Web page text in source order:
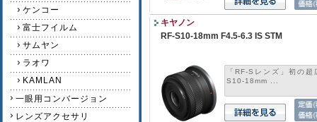
ケンコー
富士フイルム
サムヤン
ラオワ
KAMLAN
一眼用コンバージョン
レンズアクセサリ
キヤノン
RF-S10-18mm F4.5-6.3 IS STM
「RF-Sレンズ」初の
S10-18mm ...